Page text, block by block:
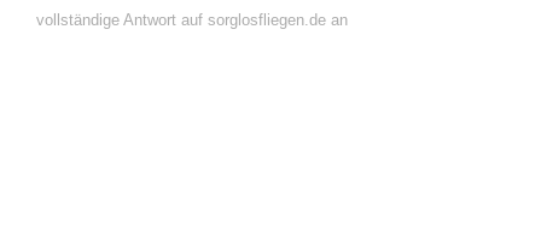
vollständige Antwort auf sorglosfliegen.de an